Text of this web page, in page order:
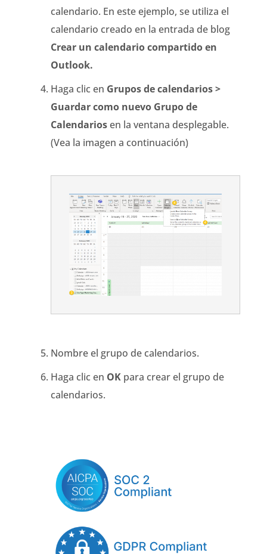
calendario. En este ejemplo, se utiliza el
calendario creado en la entrada de blog
Crear un calendario compartido en
Outlook.
Haga clic en Grupos de calendarios >
Guardar como nuevo Grupo de
Calendariosen la ventana desplegable.
(Vea la imagen a continuación)
Nombre el grupo de calendarios.
Haga clic en OKpara crear el grupo de
calendarios.